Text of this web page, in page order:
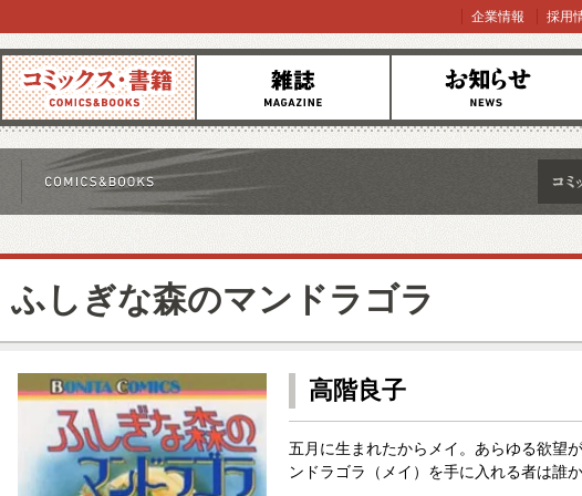
コミックス 雑誌 お知らせ
企業情報 採用
ふしぎな森のマンドラゴラ
高階良子
五月に生まれたからメイ。あらゆる欲望
ンドラゴラ（メイ）を手に入れる者は誰